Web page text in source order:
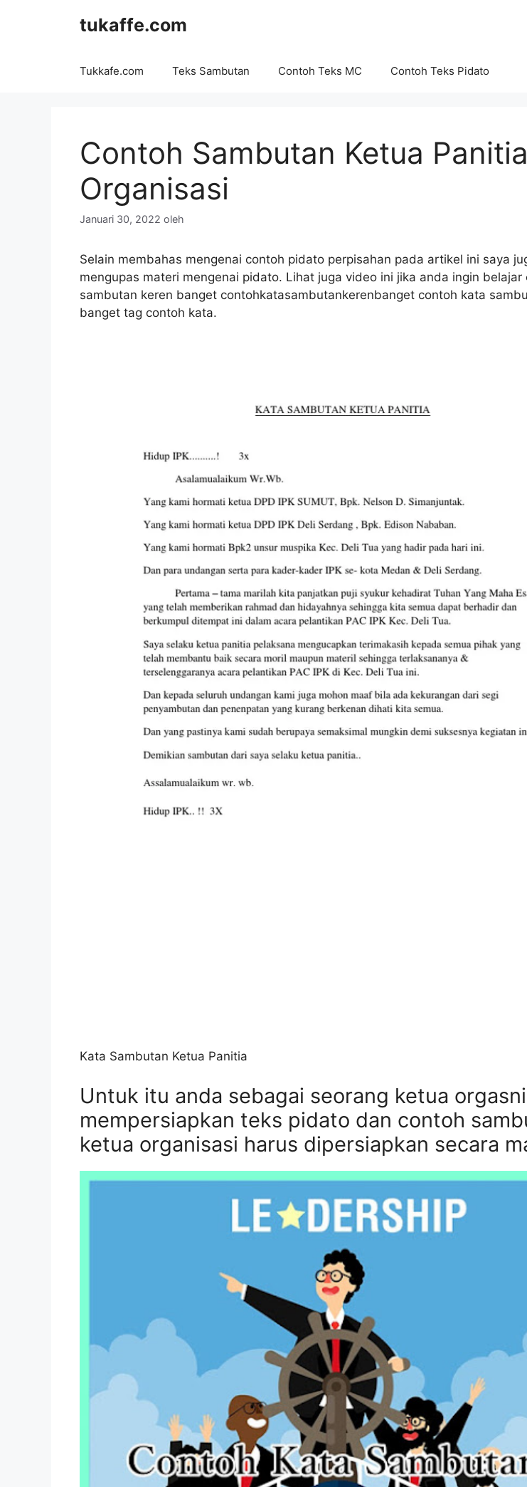
tukaffe.com
Tukkafe.com Teks Sambutan Contoh Teks MC Contoh Teks Pidato
Contoh Sambutan Ketua Panitia
Organisasi
Januari 30, 2022 oleh
Selain membahas mengenai contoh pidato perpisahan pada artikel ini saya
mengupas materi mengenai pidato. Lihat juga video ini jika anda ingin belajar
sambutan keren banget contohkatasambutankerenbanget contoh kata
banget tag contoh kata.
Kata Sambutan Ketua Panitia
Untuk itu anda sebagai seorang ketua
mempersiapkan teks pidato dan contoh
ketua organisasi harus dipersiapkan secara